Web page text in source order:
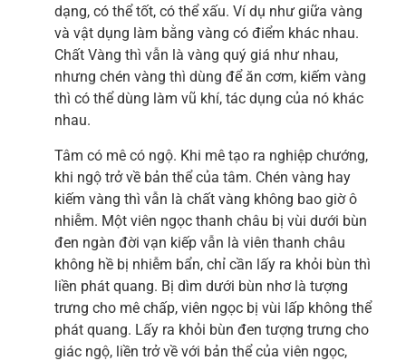
dạng, có thể tốt, có thể xấu. Ví dụ như giữa vàng
và vật dụng làm bằng vàng có điểm khác nhau.
Chất Vàng thì vẫn là vàng quý giá như nhau,
nhưng chén vàng thì dùng để ăn cơm, kiếm vàng
thì có thể dùng làm vũ khí, tác dụng của nó khác
nhau.
Tâm có mê có ngộ. Khi mê tạo ra nghiệp chướng,
khi ngộ trở về bản thể của tâm. Chén vàng hay
kiếm vàng thì vẫn là chất vàng không bao giờ ô
nhiễm. Một viên ngọc thanh châu bị vùi dưới bùn
đen ngàn đời vạn kiếp vẫn là viên thanh châu
không hề bị nhiễm bẩn, chỉ cần lấy ra khỏi bùn thì
liền phát quang. Bị dìm dưới bùn nhơ là tượng
trưng cho mê chấp, viên ngọc bị vùi lấp không thể
phát quang. Lấy ra khỏi bùn đen tượng trưng cho
giác ngộ, liền trở về với bản thể của viên ngọc,